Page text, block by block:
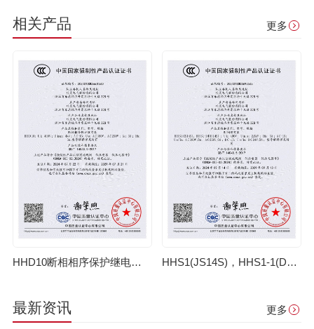
相关产品 更多
HHD10断相相序保护继电器3C证书【CCC】 HHS1(JS14S)，HHS1-1(DH14S)时间继电器3C证书【CCC】
最新资讯 更多